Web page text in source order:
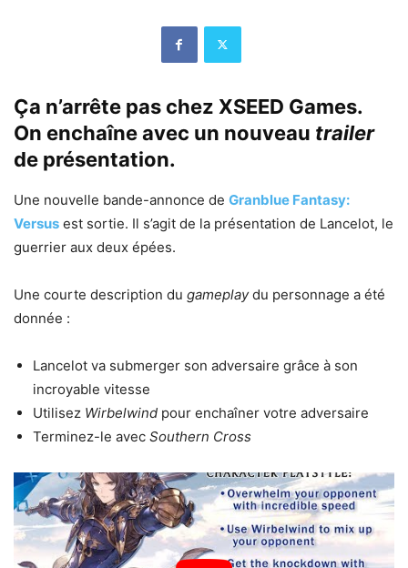
Ça n’arrête pas chez XSEED Games.
On enchaîne avec un nouveau trailer
de présentation.
Une nouvelle bande-annonce de Granblue Fantasy:
Versus est sortie. Il s’agit de la présentation de Lancelot, le
guerrier aux deux épées.
Une courte description du gameplaydu personnage a été
donnée :
Lancelot va submerger son adversaire grâce à son
incroyable vitesse
Utilisez Wirbelwind pour enchaîner votre adversaire
Terminez-le avec Southern Cross